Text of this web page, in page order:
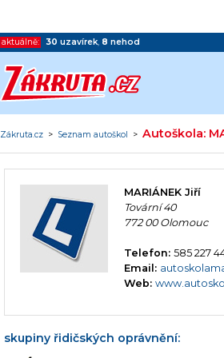
aktuálně: 30 uzavírek, 8 nehod
Zákruta.cz > Seznam autoškol >Autoškola:
MARIÁNEK Jiří
Tovární 40
772 00 Olomouc
Telefon:585 227
Email:
Web:
skupiny řidičských oprávnění: